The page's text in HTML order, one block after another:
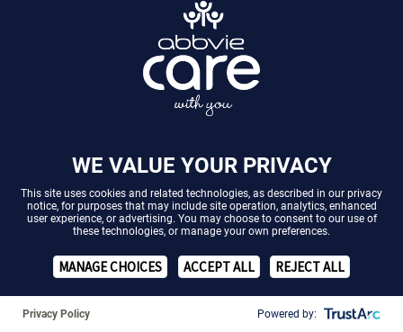
❚❚
Neurodermitis:
Krankheitsbild
Neurodermitis:
Behandlung
WE VALUE YOUR PRIVACY
This site uses cookies and related technologies, as described in our privacy
notice, for purposes that may include site operation, analytics, enhanced
user experience, or advertising. You may choose to consent to our use of
these technologies, or manage your own preferences.
MANAGE CHOICES ACCEPT ALL REJECT ALL
Privacy Policy Powered by: